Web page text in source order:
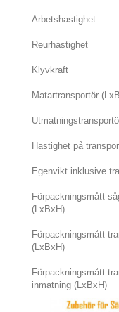
Arbetshastighet
Reurhastighet
Klyvkraft
Matartransportör
Hastighet på
Egenvikt inklusive
Förpackningsmått
(LxBxH)
Förpackningsmått
(LxBxH)
Förpackningsmått
inmatning (LxBxH)